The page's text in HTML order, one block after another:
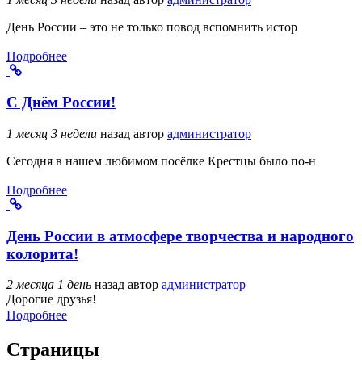
День России – это не только повод вспомнить истор
Подробнее
С Днём России!
1 месяц 3 недели назад автор администратор
Сегодня в нашем любимом посёлке Крестцы было по-н
Подробнее
День России в атмосфере творчества и народного
колорита!
2 месяца 1 день назад автор администратор
Дорогие друзья!
Подробнее
Страницы